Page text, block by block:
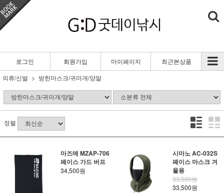
로그인 회원가입 마이페이지
최근본상품
의류/신발
방한마스크/귀마개/양말
정렬
마즈메 MZAP-706
페이스 가드 버프
34,500원
시마노 AC-032S
페이스 마스크 겨
울용
33,500원
33,500원